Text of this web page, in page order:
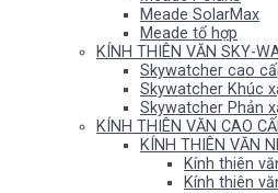
Meade SolarMax
Meade tổ hợp
KÍNH THIÊN VĂN SKY-
Skywatcher cao
Skywatcher Khúc
Skywatcher Phản
KÍNH THIÊN VĂN CAO
KÍNH THIÊN VĂN
Kính thiên
Kính thiên